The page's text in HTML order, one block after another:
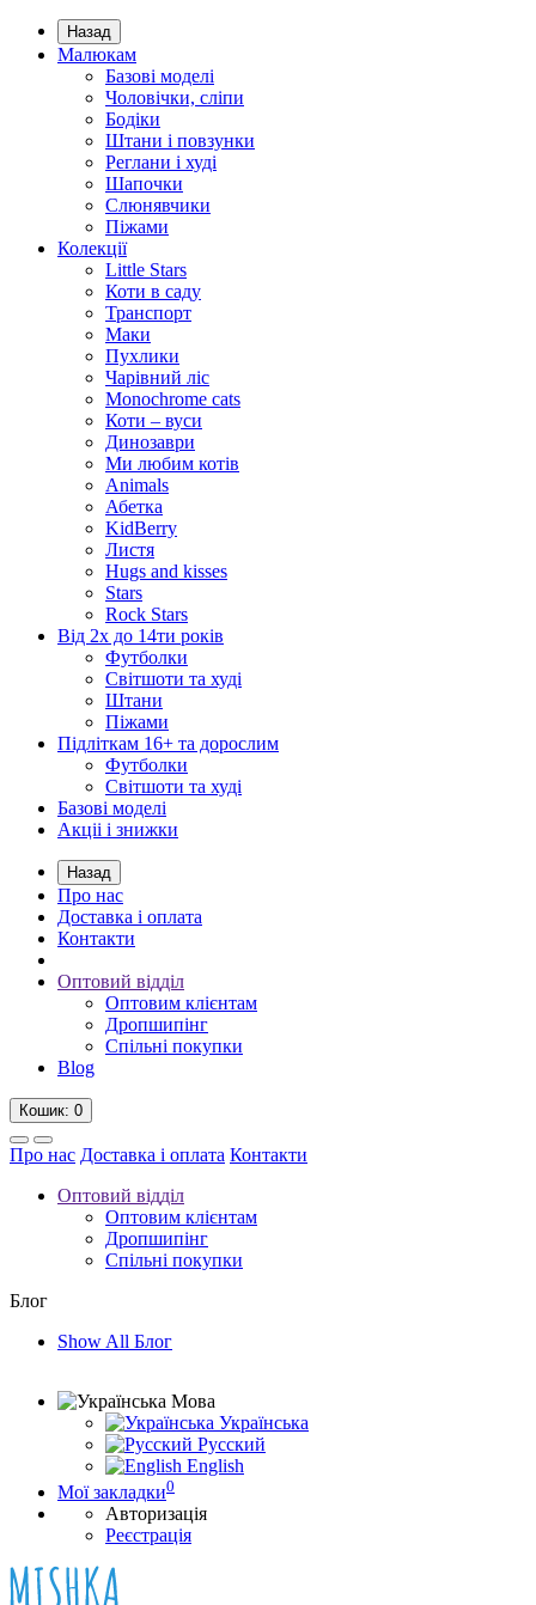
Назад
Малюкам
Базові моделі
Чоловічки, сліпи
Бодіки
Штани і повзунки
Реглани і худі
Шапочки
Слюнявчики
Піжами
Колекції
Little Stars
Коти в саду
Транспорт
Маки
Пухлики
Чарівний ліс
Monochrome cats
Коти – вуси
Динозаври
Ми любим котів
Animals
Абетка
KidBerry
Листя
Hugs and kisses
Stars
Rock Stars
Від 2х до 14ти років
Футболки
Світшоти та худі
Штани
Піжами
Підліткам 16+ та дорослим
Футболки
Світшоти та худі
Базові моделі
Акціі і знижки
Назад
Про нас
Доставка і оплата
Контакти
Оптовий відділ
Оптовим клієнтам
Дропшипінг
Спільні покупки
Blog
Кошик: 0
Про нас Доставка і оплата Контакти
Оптовий відділ
Оптовим клієнтам
Дропшипінг
Спільні покупки
Блог
Show All Блог
Мова
Українська
Русский
English
Мої закладки0
Авторизація
Реєстрація